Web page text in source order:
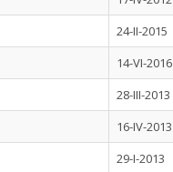
24-II-2015
14-VI-2016
28-III-2013
16-IV-2013
29-I-2013